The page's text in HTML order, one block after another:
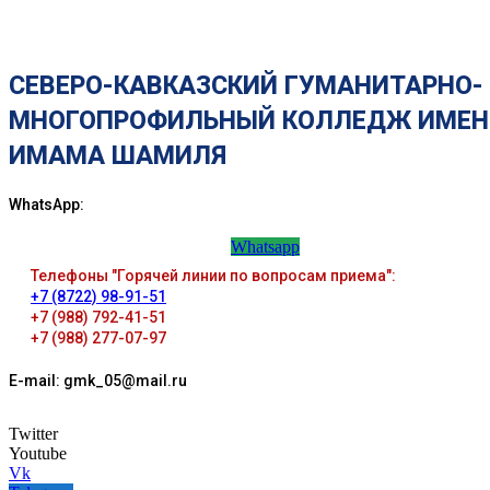
СЕВЕРО-КАВКАЗСКИЙ ГУМАНИТАРНО-
МНОГОПРОФИЛЬНЫЙ КОЛЛЕДЖ
ИМАМА ШАМИЛЯ
WhatsApp:
Whatsapp
Телефоны "Горячей линии по вопросам приема":
+7 (8722) 98-91-51
+7 (988) 792-41-51
+7 (988) 277-07-97
E-mail: gmk_05@mail.ru
Twitter
Youtube
Vk